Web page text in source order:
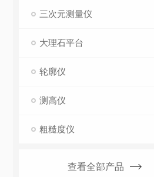
三次元测量仪
大理石平台
轮廓仪
测高仪
粗糙度仪
查看全部产品